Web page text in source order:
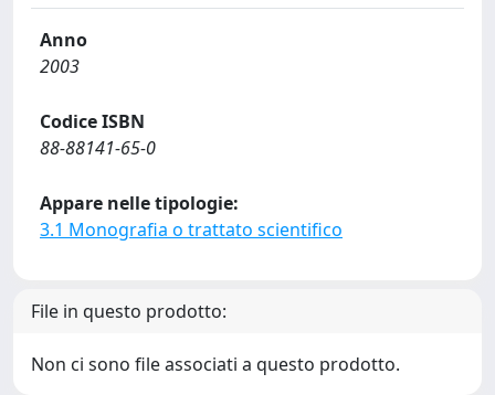
Anno
2003
Codice ISBN
88-88141-65-0
Appare nelle tipologie:
3.1 Monografia o trattato scientifico
File in questo prodotto:
Non ci sono file associati a questo prodotto.